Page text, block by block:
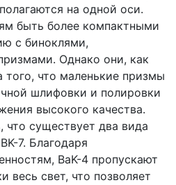
на одной оси.
быть более компактными
с биноклями,
Однако они, как
что маленькие призмы
шлифовки и полировки
высокого качества.
существует два вида
7. Благодаря
BaK-4 пропускают
весь свет, что позволяет